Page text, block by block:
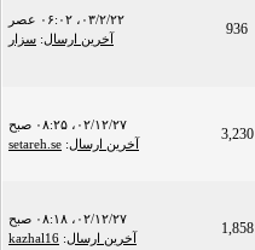
936
۰۳/۲/۲۲، ۰۶:۰۲ عصر
آخرین ارسال: سزار
3,230
۰۲/۱۲/۲۷، ۰۸:۲۵ صبح
آخرین ارسال:
setareh.se
1,858
۰۲/۱۲/۲۷، ۰۸:۱۸ صبح
آخرین ارسال:
kazhal16